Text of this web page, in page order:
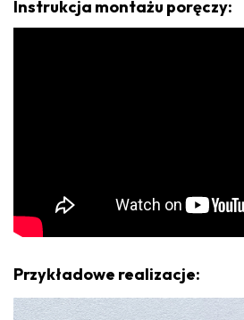
Instrukcja montażu poręczy:
Przykładowe realizacje: